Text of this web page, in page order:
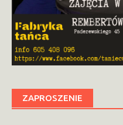
ZAPROSZENIE